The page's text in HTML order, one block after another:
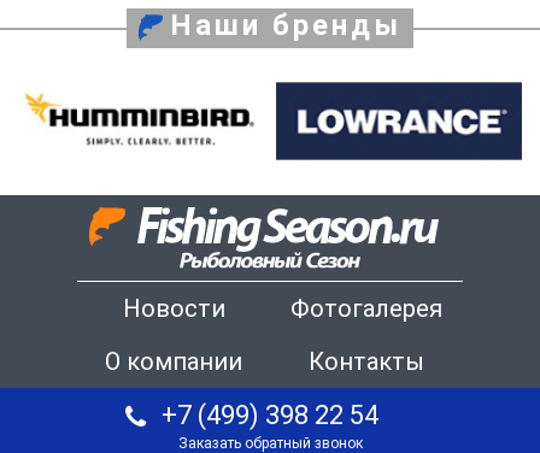
Наши бренды
Новости
Фотогалерея
О компании
Контакты
+7 (499) 398 22 54
Заказать обратный звонок